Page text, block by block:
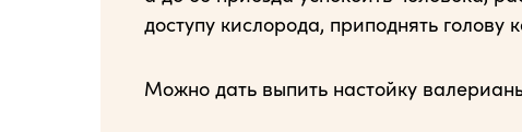
доступу кислорода, приподнять голову
Можно дать выпить настойку